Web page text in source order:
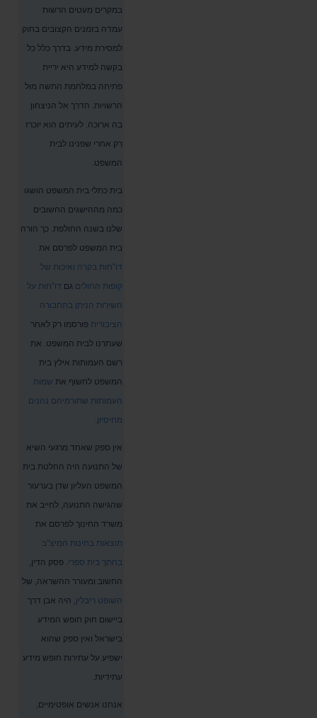
במקרים מעטים הרשות
עמדה בזמנים הקצובים בחוק
למסירת מידע. בדרך כלל כל
בקשה למידע היא יריית
פתיחה במלחמת התשה מול
הרשויות. הדרך אל הניצחון
בה ארוכה. לעיתים הוא יוכרז
רק אחרי שפנינו לבית
המשפט.
בית כתלי בית המשפט הושגו
כמה מההישגים החשובים
שלנו בשנה החולפת. כך הורה
בית המשפט לפרסם את
דו"חות בקרה ואיכות של
קופות החולים גם דו"חות על
השירות הניתן בתחבורה
הציבורית פורסמו רק לאחר
שעתרנו לבית המשפט. את
רשם העמותות אילץ בית
המשפט לחשוף את שמות
העמותות שתורמיהם נהנים
מחיסיון.
אין ספק שאחד מרגעי השיא
של התנועה היה החלטת בית
המשפט העליון שדן בערעור
שהגישה התנועה, לחייב את
משרד החינוך לפרסם את
תוצאות בחינות המיצ"ב
בחתך בית ספרי. פסק הדין,
החשוב ומעורר ההשראה, של
השופט ריבלין, היה אבן דרך
ביישום חוק חופש המידע
בישראל ואין ספק שהוא
ישפיע על עתירות חופש מידע
עתידיות.
אנחנו אנשים אופטימיים,